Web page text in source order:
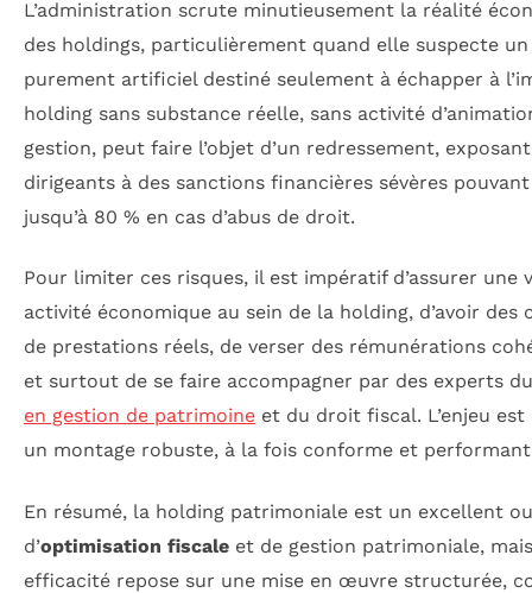
L’administration scrute minutieusement la réalité
des holdings, particulièrement quand elle suspecte
purement artificiel destiné seulement à échapper à
holding sans substance réelle, sans activité
gestion, peut faire l’objet d’un redressement,
dirigeants à des sanctions financières sévères
jusqu’à 80 % en cas d’abus de droit.
Pour limiter ces risques, il est impératif d’assurer une
activité économique au sein de la holding, d’avoir des
de prestations réels, de verser des rémunérations
et surtout de se faire accompagner par des experts
en gestion de patrimoine et du droit fiscal. L’enjeu
un montage robuste, à la fois conforme et
En résumé, la holding patrimoniale est un excellent
d’optimisation fiscale et de gestion patrimoniale,
efficacité repose sur une mise en œuvre structurée,